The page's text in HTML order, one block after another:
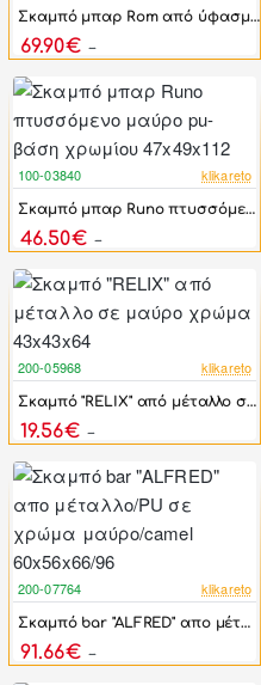
Σκαμπό μπαρ Rom από ύφασμα σε μαύρη απόχρωση με μαύρα μεταλλικά πόδια 43x42x105
69.90€
-38%
100-03840 klikareto
Σκαμπό μπαρ Runo πτυσσόμενο μαύρο pu-βάση χρωμίου 47x49x112
46.50€
-46%
200-05968 klikareto
Σκαμπό "RELIX" από μέταλλο σε μαύρο χρώμα 43x43x64
19.56€
-46%
200-07764 klikareto
Σκαμπό bar "ALFRED" απο μέταλλο/PU σε χρώμα μαύρο/camel 60x56x66/96
91.66€